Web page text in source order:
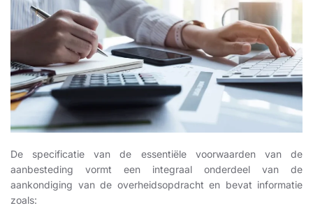
De specificatie van de essentiële voorwaarden van de
aanbesteding vormt een integraal onderdeel van de
aankondiging van de overheidsopdracht en bevat informatie
zoals: